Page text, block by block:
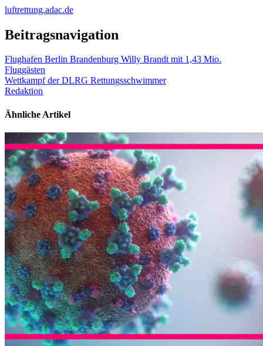
luftrettung.adac.de
Beitragsnavigation
Flughafen Berlin Brandenburg Willy Brandt mit 1,43 Mio.
Fluggästen
Wettkampf der DLRG Rettungsschwimmer
Redaktion
Ähnliche Artikel